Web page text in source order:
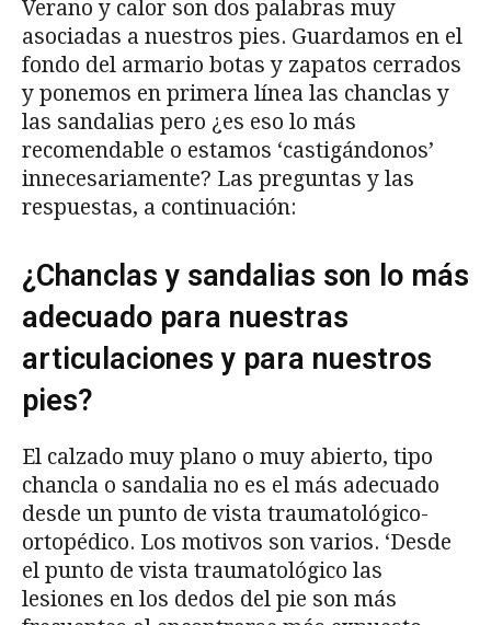
Verano y calor son dos palabras muy
asociadas a nuestros pies. Guardamos en el
fondo del armario botas y zapatos cerrados
y ponemos en primera línea las chanclas y
las sandalias pero ¿es eso lo más
recomendable o estamos ‘castigándonos’
innecesariamente? Las preguntas y las
respuestas, a continuación:
¿Chanclas y sandalias son lo más
adecuado para nuestras
articulaciones y para nuestros
pies?
El calzado muy plano o muy abierto, tipo
chancla o sandalia no es el más adecuado
desde un punto de vista traumatológico-
ortopédico. Los motivos son varios. ‘Desde
el punto de vista traumatológico las
lesiones en los dedos del pie son más